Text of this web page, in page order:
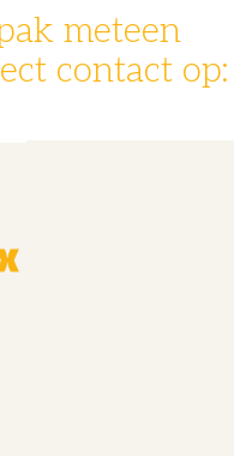
meteen
contact op: